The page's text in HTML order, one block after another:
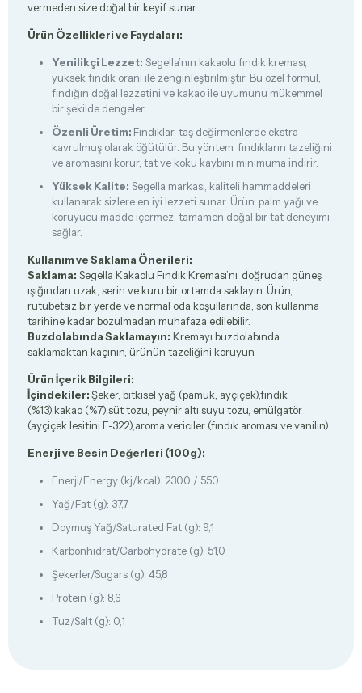
vermeden size doğal bir keyif sunar.
Ürün Özellikleri ve Faydaları:
Yenilikçi Lezzet: Segella’nın kakaolu fındık kreması,
yüksek fındık oranı ile zenginleştirilmiştir. Bu özel formül,
fındığın doğal lezzetini ve kakao ile uyumunu mükemmel
bir şekilde dengeler.
Özenli Üretim: Fındıklar, taş değirmenlerde ekstra
kavrulmuş olarak öğütülür. Bu yöntem, fındıkların tazeliğini
ve aromasını korur, tat ve koku kaybını minimuma indirir.
Yüksek Kalite: Segella markası, kaliteli hammaddeleri
kullanarak sizlere en iyi lezzeti sunar. Ürün, palm yağı ve
koruyucu madde içermez, tamamen doğal bir tat deneyimi
sağlar.
Kullanım ve Saklama Önerileri:
Saklama: Segella Kakaolu Fındık Kreması’nı, doğrudan güneş
ışığından uzak, serin ve kuru bir ortamda saklayın. Ürün,
rutubetsiz bir yerde ve normal oda koşullarında, son kullanma
tarihine kadar bozulmadan muhafaza edilebilir.
Buzdolabında Saklamayın: Kremayı buzdolabında
saklamaktan kaçının, ürünün tazeliğini koruyun.
Ürün İçerik Bilgileri:
İçindekiler:Şeker, bitkisel yağ (pamuk, ayçiçek),fındık
(%13),kakao (%7),süt tozu, peynir altı suyu tozu, emülgatör
(ayçiçek lesitini E-322),aroma vericiler (fındık aroması ve vanilin).
Enerji ve Besin Değerleri (100g):
Enerji/Energy (kj/kcal): 2300 / 550
Yağ/Fat (g): 37,7
Doymuş Yağ/Saturated Fat (g): 9,1
Karbonhidrat/Carbohydrate (g): 51,0
Şekerler/Sugars (g): 45,8
Protein (g): 8,6
Tuz/Salt (g): 0,1